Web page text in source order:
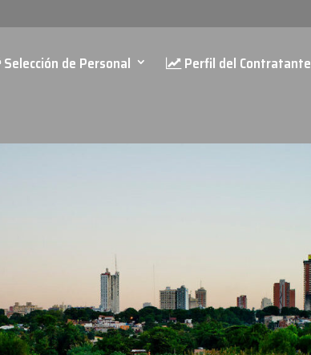
Selección de Personal Perfil del Contratante